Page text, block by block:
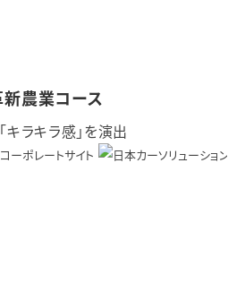
農業コース
キラキラ感」を演出